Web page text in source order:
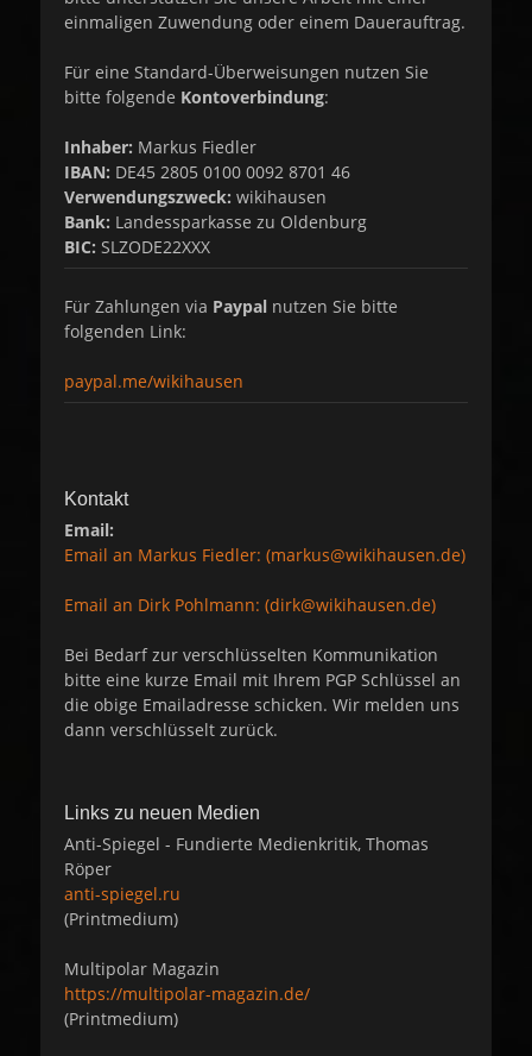
einmaligen Zuwendung oder einem Dauerauftrag.
Für eine Standard-Überweisungen nutzen Sie
bitte folgende Kontoverbindung:
Inhaber: Markus Fiedler
IBAN: DE45 2805 0100 0092 8701 46
Verwendungszweck: wikihausen
Bank: Landessparkasse zu Oldenburg
BIC: SLZODE22XXX
Für Zahlungen via Paypal nutzen Sie bitte
folgenden Link:
paypal.me/wikihausen
Kontakt
Email:
Email an Markus Fiedler: (markus@wikihausen.de)
Email an Dirk Pohlmann: (dirk@wikihausen.de)
Bei Bedarf zur verschlüsselten Kommunikation
bitte eine kurze Email mit Ihrem PGP Schlüssel an
die obige Emailadresse schicken. Wir melden uns
dann verschlüsselt zurück.
Links zu neuen Medien
Anti-Spiegel - Fundierte Medienkritik, Thomas
Röper
anti-spiegel.ru
(Printmedium)
Multipolar Magazin
https://multipolar-magazin.de/
(Printmedium)